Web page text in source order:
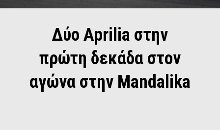
Δύο Aprilia στην
πρώτη δεκάδα στον
αγώνα στην Mandalika